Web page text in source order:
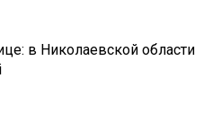
в Николаевской области